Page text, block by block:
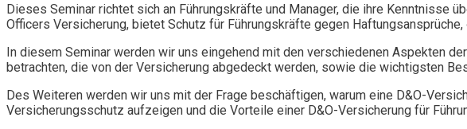
Dieses Seminar richtet sich an Führungskräfte und Manager, die ihre Kenntnisse
Officers Versicherung, bietet Schutz für Führungskräfte gegen
In diesem Seminar werden wir uns eingehend mit den verschiedenen Aspekten
betrachten, die von der Versicherung abgedeckt werden, sowie die wichtigsten
Des Weiteren werden wir uns mit der Frage beschäftigen, warum eine D&O-
Versicherungsschutz aufzeigen und die Vorteile einer D&O-Versicherung für